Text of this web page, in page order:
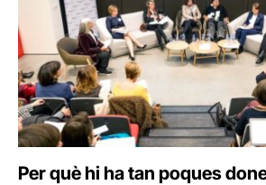
Per què hi ha tan poques